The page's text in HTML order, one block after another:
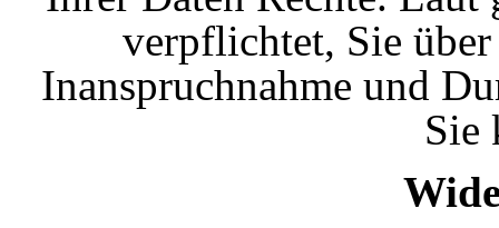
verpflichtet, Sie
Inanspruchnahme und
Sie